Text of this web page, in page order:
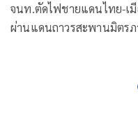
จนท.ตัดไฟชายแดนไทย-เ
ผ่านแดนถาวรสะพานมิตร